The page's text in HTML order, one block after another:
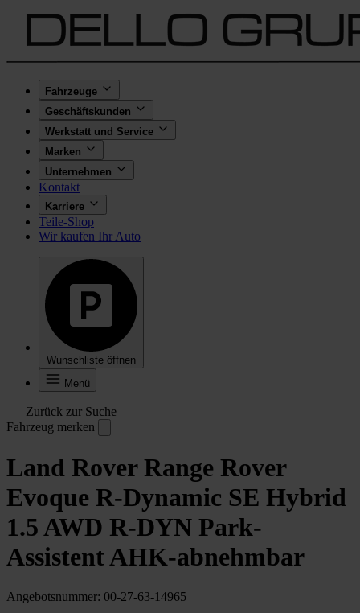
Fahrzeuge
Geschäftskunden
Werkstatt und Service
Marken
Unternehmen
Kontakt
Karriere
Teile-Shop
Wir kaufen Ihr Auto
Wunschliste öffnen
Menü
Zurück zur Suche
Fahrzeug merken
Land Rover Range Rover
Evoque R-Dynamic SE Hybrid
1.5 AWD R-DYN Park-
Assistent AHK-abnehmbar
Angebotsnummer: 00-27-63-14965